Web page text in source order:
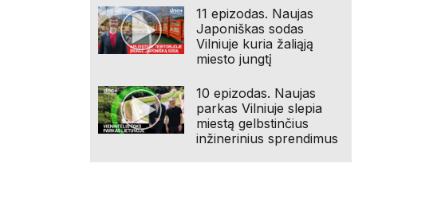
11 epizodas. Naujas
Japoniškas sodas
Vilniuje kuria žaliąją
miesto jungtį
10 epizodas. Naujas
parkas Vilniuje slepia
miestą gelbstinčius
inžinerinius sprendimus